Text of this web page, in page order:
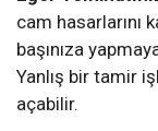
cam hasarlarını
başınıza
Yanlış bir tamir
açabilir.